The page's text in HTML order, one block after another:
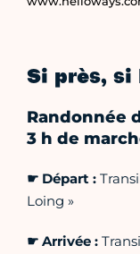
Si près, si
Randonnée
3 h de
☛ Départ :
Loing »
☛ Arrivée :